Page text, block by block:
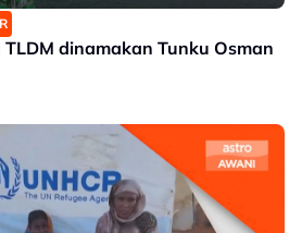
dinamakan Tunku Osman